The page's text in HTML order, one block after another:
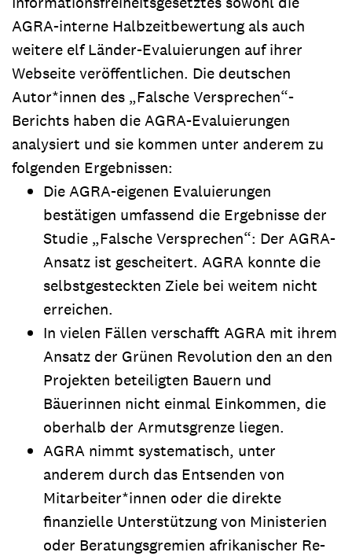
AGRA-interne Halbzeitbewertung als auch
weitere elf Länder-Evaluierungen auf ihrer
Webseite veröffentlichen. Die deutschen
Autor*innen des „Falsche Versprechen“-
Berichts haben die AGRA-Evaluierungen
analysiert und sie kommen unter anderem zu
folgenden Ergebnissen:
Die AGRA-eigenen Evaluierungen
bestätigen umfassend die Ergebnisse der
Studie „Falsche Versprechen“: Der AGRA-
Ansatz ist gescheitert. AGRA konnte die
selbstgesteckten Ziele bei weitem nicht
erreichen.
In vielen Fällen verschafft AGRA mit ihrem
Ansatz der Grünen Revolution den an den
Projekten beteiligten Bauern und
Bäuerinnen nicht einmal Einkommen, die
oberhalb der Armutsgrenze liegen.
AGRA nimmt systematisch, unter
anderem durch das Entsenden von
Mitarbeiter*innen oder die direkte
finanzielle Unterstützung von Ministerien
oder Beratungsgremien afrikanischer Re-